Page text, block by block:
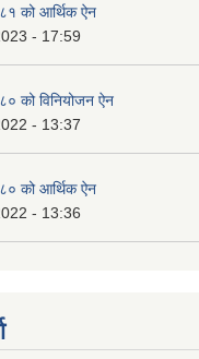
को आर्थिक ऐन
- 17:59
को विनियोजन ऐन
- 13:37
को आर्थिक ऐन
- 13:36